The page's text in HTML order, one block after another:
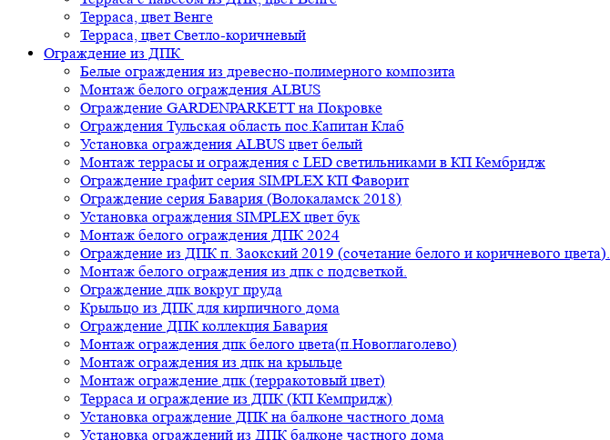
Терраса, цвет Венге
Терраса, цвет Светло-коричневый
Ограждение из ДПК
Белые ограждения из древесно-полимерного композита
Монтаж белого ограждения ALBUS
Ограждение GARDENPARKETT на Покровке
Ограждения Тульская область пос.Капитан Клаб
Установка ограждения ALBUS цвет белый
Монтаж террасы и ограждения с LED светильниками в КП Кембридж
Ограждение графит серия SIMPLEX КП Фаворит
Ограждение серия Бавария (Волокаламск 2018)
Установка ограждения SIMPLEX цвет бук
Монтаж белого ограждения ДПК 2024
Ограждение из ДПК п. Заокский 2019 (сочетание белого и коричневого цвета).
Монтаж белого ограждения из дпк с подсветкой.
Ограждение дпк вокруг пруда
Крыльцо из ДПК для кирпичного дома
Ограждение ДПК коллекция Бавария
Монтаж ограждения дпк белого цвета(п.Новоглаголево)
Монтаж ограждения из дпк на крыльце
Монтаж ограждение дпк (терракотовый цвет)
Терраса и ограждение из ДПК (КП Кемпридж)
Установка ограждение ДПК на балконе частного дома
Установка ограждений из ДПК балконе частного дома